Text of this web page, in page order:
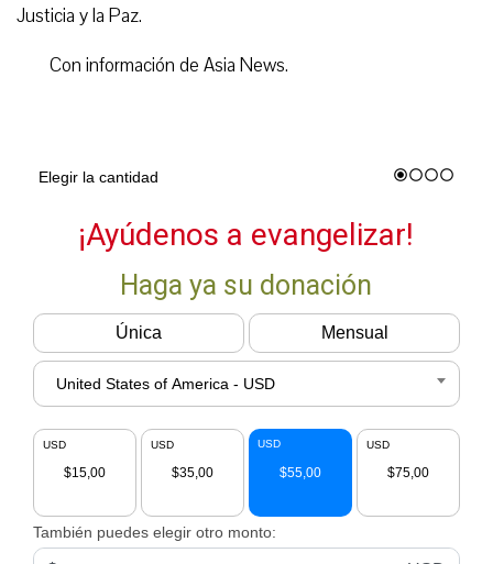
Justicia y la Paz.
Con información de Asia News.